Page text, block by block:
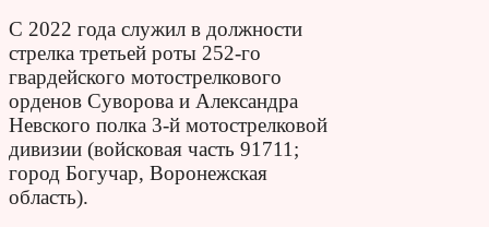
С 2022 года служил в должности
стрелка третьей роты 252-го
гвардейского мотострелкового
орденов Суворова и Александра
Невского полка 3-й мотострелковой
дивизии (войсковая часть 91711;
город Богучар, Воронежская
область).